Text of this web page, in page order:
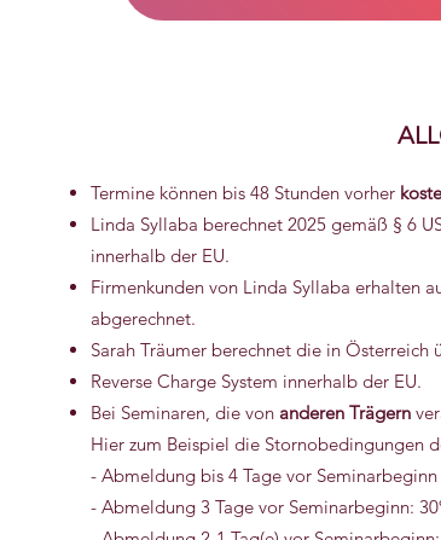
Termine können bis 48 Stunden vorher
Linda Syllaba berechnet 2025 gemäß § 6
innerhalb der EU.
Firmenkunden von Linda Syllaba erhalten
abgerechnet.
Sarah Träumer berechnet die in
Reverse Charge System innerhalb der EU.
Bei Seminaren, die von anderen Trägern
Hier zum Beispiel die Stornobedingungen
- Abmeldung bis 4 Tage vor
- Abmeldung 3 Tage vor Seminarbeginn: